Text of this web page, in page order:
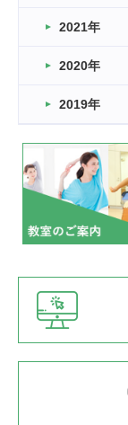
緑ケ丘体育館
2022.11.03
緑ケ丘体育館
いたっぼーる
緑ケ丘体育館
2022.07.03
市内総合体育
緑ケ丘体育館
2022.06.12
県知事杯争奪バ
緑ケ丘体育館
2022.05.05
体育協会長杯
2021年
2020年
2019年